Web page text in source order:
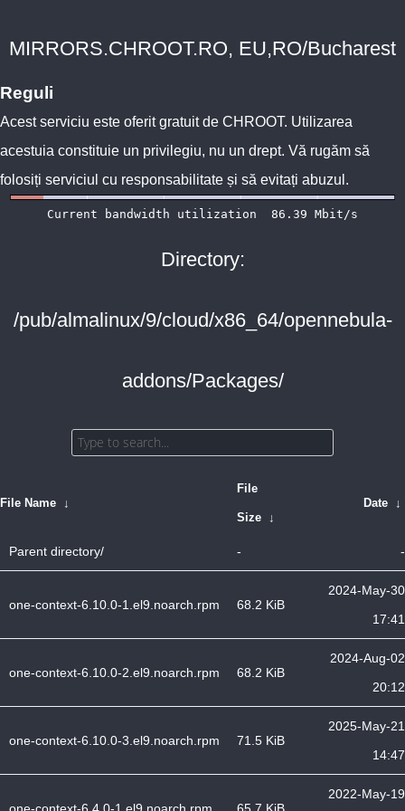
MIRRORS.CHROOT.RO, EU,RO/Bucharest
Reguli
Acest serviciu este oferit gratuit de CHROOT. Utilizarea
acestuia constituie un privilegiu, nu un drept. Vă rugăm să
folosiți serviciul cu responsabilitate și să evitați abuzul.
Directory:
/pub/almalinux/9/cloud/x86_64/opennebula-
addons/Packages/
File Name ↓
File
Size ↓
Date ↓
Parent directory/ - -
one-context-6.10.0-1.el9.noarch.rpm 68.2 KiB
2024-May-30
17:41
one-context-6.10.0-2.el9.noarch.rpm 68.2 KiB
2024-Aug-02
20:12
one-context-6.10.0-3.el9.noarch.rpm 71.5 KiB
2025-May-21
14:47
2022-May-19